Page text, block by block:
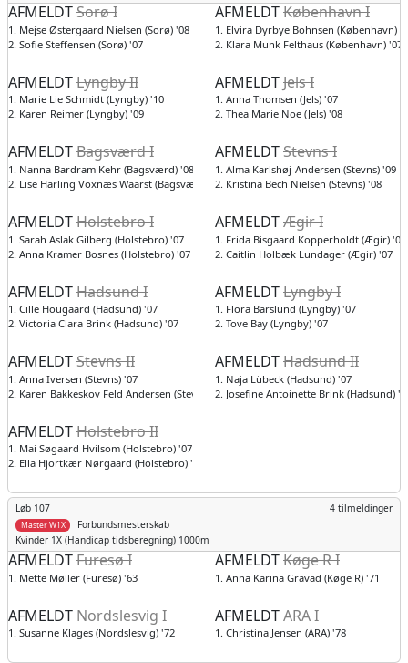
AFMELDTSorø I
1. Mejse Østergaard Nielsen (Sorø) '08
2. Sofie Steffensen (Sorø) '07
AFMELDTKøbenhavn I
1. Elvira Dyrbye Bohnsen (København)
2. Klara Munk Felthaus (København) '07
AFMELDTLyngby II
1. Marie Lie Schmidt (Lyngby) '10
2. Karen Reimer (Lyngby) '09
AFMELDTJels I
1. Anna Thomsen (Jels) '07
2. Thea Marie Noe (Jels) '08
AFMELDTBagsværd I
1. Nanna Bardram Kehr (Bagsværd) '08
2. Lise Harling Voxnæs Waarst (Bagsværd) '07
AFMELDTStevns I
1. Alma Karlshøj-Andersen (Stevns) '09
2. Kristina Bech Nielsen (Stevns) '08
AFMELDTHolstebro I
1. Sarah Aslak Gilberg (Holstebro) '07
2. Anna Kramer Bosnes (Holstebro) '07
AFMELDTÆgir I
1. Frida Bisgaard Kopperholdt (Ægir) '07
2. Caitlin Holbæk Lundager (Ægir) '07
AFMELDTHadsund I
1. Cille Hougaard (Hadsund) '07
2. Victoria Clara Brink (Hadsund) '07
AFMELDTLyngby I
1. Flora Barslund (Lyngby) '07
2. Tove Bay (Lyngby) '07
AFMELDTStevns II
1. Anna Iversen (Stevns) '07
2. Karen Bakkeskov Feld Andersen (Stevns) '07
AFMELDTHadsund II
1. Naja Lübeck (Hadsund) '07
2. Josefine Antoinette Brink (Hadsund)
AFMELDTHolstebro II
1. Mai Søgaard Hvilsom (Holstebro) '07
2. Ella Hjortkær Nørgaard (Holstebro) '07
Løb 107
Forbundsmesterskab
4 tilmeldinger
Master W1X
Kvinder 1X (Handicap tidsberegning) 1000m
AFMELDTFuresø I
1. Mette Møller (Furesø) '63
AFMELDTKøge R I
1. Anna Karina Gravad (Køge R) '71
AFMELDTNordslesvig I
1. Susanne Klages (Nordslesvig) '72
AFMELDTARA I
1. Christina Jensen (ARA) '78